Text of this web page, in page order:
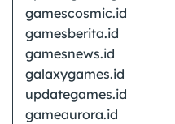
gamescosmic.id
gamesberita.id
gamesnews.id
galaxygames.id
updategames.id
gameaurora.id